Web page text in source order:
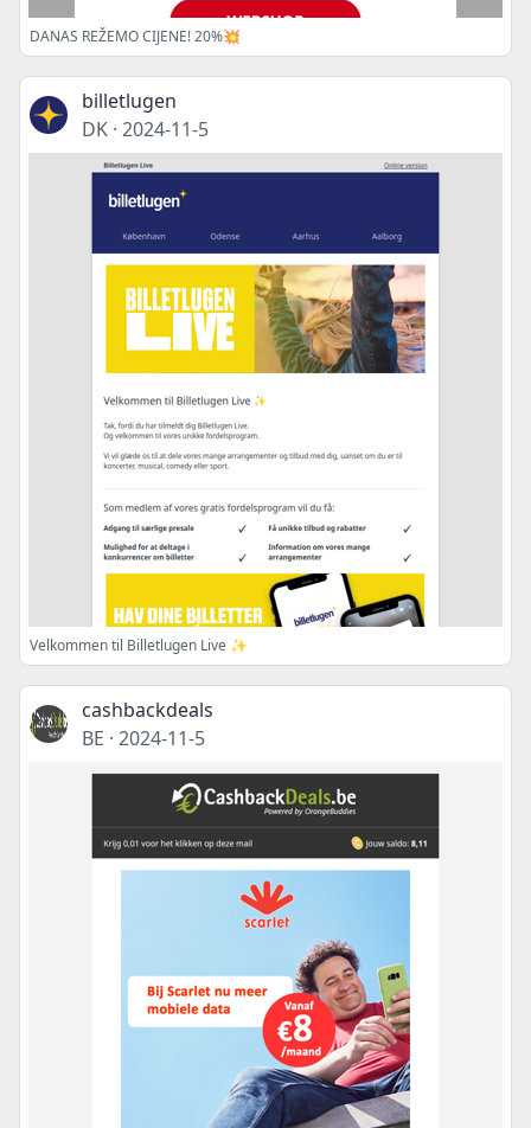
DANAS REŽEMO CIJENE! 20%💥
billetlugen
DK · 2024-11-5
Velkommen til Billetlugen Live ✨
cashbackdeals
BE · 2024-11-5